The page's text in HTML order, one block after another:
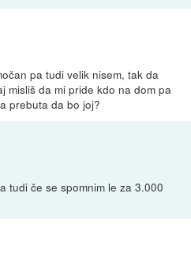
pa tudi velik nisem, tak da
misliš da mi pride kdo na dom pa
prebuta da bo joj?
tudi če se spomnim le za 3.000